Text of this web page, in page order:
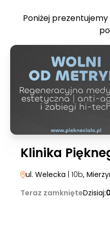
Poniżej
Klinika
ul. Welecka | 10b,
Teraz zamknięteDzisiaj: